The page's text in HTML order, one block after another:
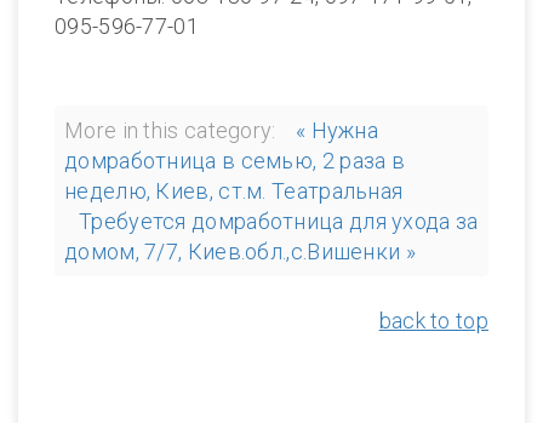
095-596-77-01
More in this category:
« Нужна
домработница в семью, 2 раза в
неделю, Киев, ст.м. Театральная
Требуется домработница для ухода за
домом, 7/7, Киев.обл.,с.Вишенки »
back to top